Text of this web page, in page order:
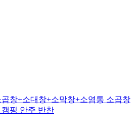
창+소대창+소막창+소염통 소곱창
핑 안주 반찬